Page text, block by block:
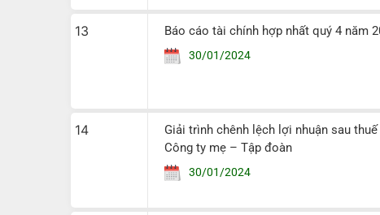
13 Báo cáo tài chính hợp nhất quý 4 năm
30/01/2024
14
Giải trình chênh lệch lợi nhuận sau
Công ty mẹ – Tập đoàn
30/01/2024